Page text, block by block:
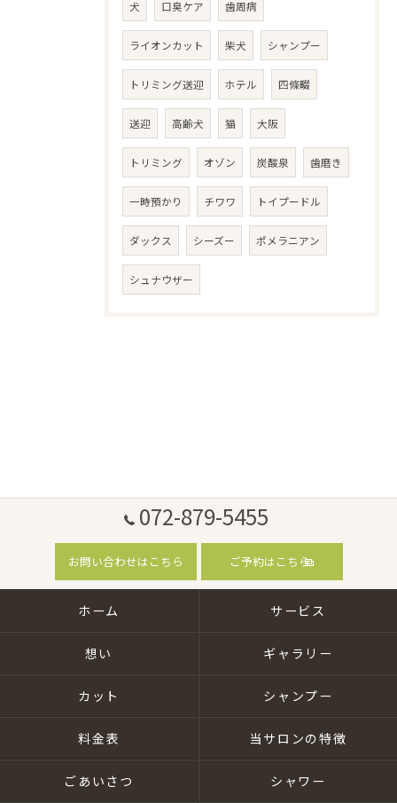
犬 口臭ケア 歯周病
ライオンカット 柴犬 シャンプー
トリミング送迎 ホテル 四條畷
送迎 高齢犬 猫 大阪
トリミング オゾン 炭酸泉 歯磨き
一時預かり チワワ トイプードル
ダックス シーズー ポメラニアン
シュナウザー
072-879-5455
お問い合わせはこちら ご予約はこちら
ホーム サービス
想い ギャラリー
カット シャンプー
料金表 当サロンの特徴
ごあいさつ シャワー